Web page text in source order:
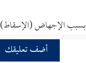
بسبب الإجهاض (الإسقاط)
أضف تعليقك